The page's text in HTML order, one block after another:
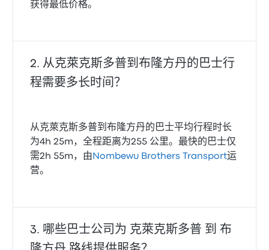
获得最低价格。
从克萊克斯多普到布隆方丹的巴士行
程需要多长时间？
从克萊克斯多普到布隆方丹的巴士平均行程时长
为4h 25m，全程距离为255 公里。最快的巴士仅
需2h 55m，由 Nombewu Brothers Transport运
营。
哪些巴士公司为 克萊克斯多普 到 布